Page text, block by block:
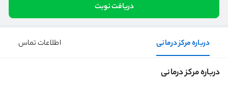
دریافت نوبت
درباره مرکز درمانی اطلاعات تماس
درباره مرکز درمانی